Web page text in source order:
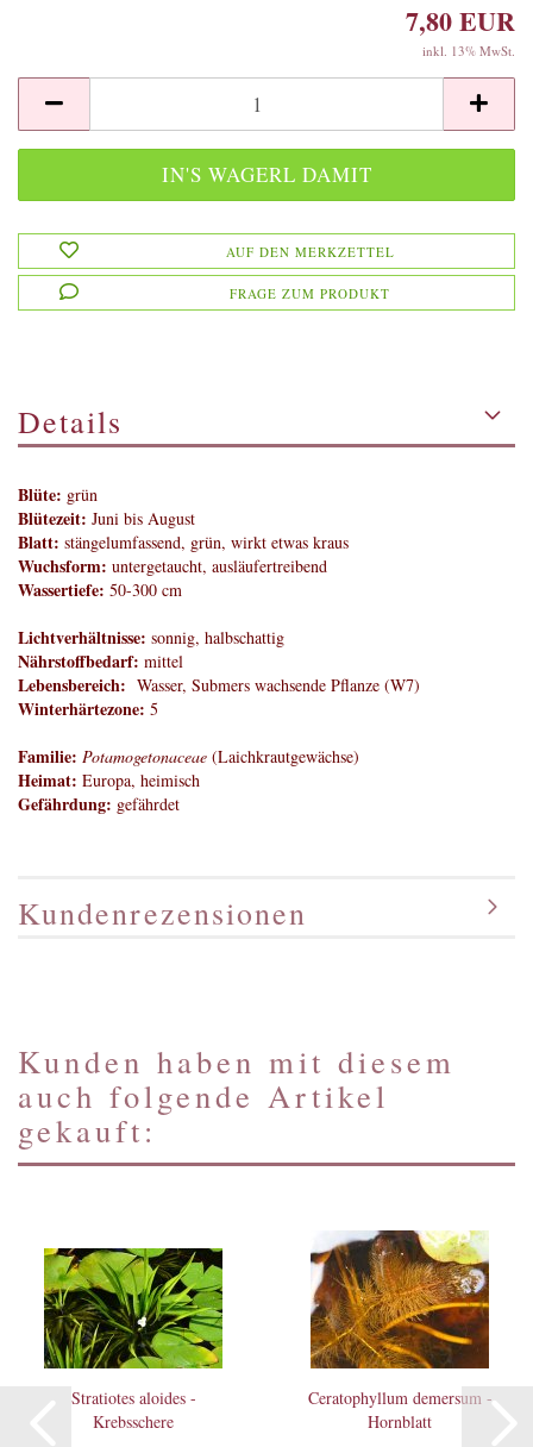
7,80 EUR
inkl. 13% MwSt.
AUF DEN MERKZETTEL
FRAGE ZUM PRODUKT
Details
Blüte: grün
Blütezeit: Juni bis August
Blatt: stängelumfassend, grün, wirkt etwas kraus
Wuchsform: untergetaucht, ausläufertreibend
Wassertiefe: 50-300 cm
Lichtverhältnisse: sonnig, halbschattig
Nährstoffbedarf: mittel
Lebensbereich: Wasser, Submers wachsende Pflanze (W7)
Winterhärtezone: 5
Familie: Potamogetonaceae (Laichkrautgewächse)
Heimat: Europa, heimisch
Gefährdung: gefährdet
Kundenrezensionen
Kunden haben mit diesem
auch folgende Artikel
gekauft:
Stratiotes aloides -
Krebsschere
Ceratophyllum demersum -
Hornblatt